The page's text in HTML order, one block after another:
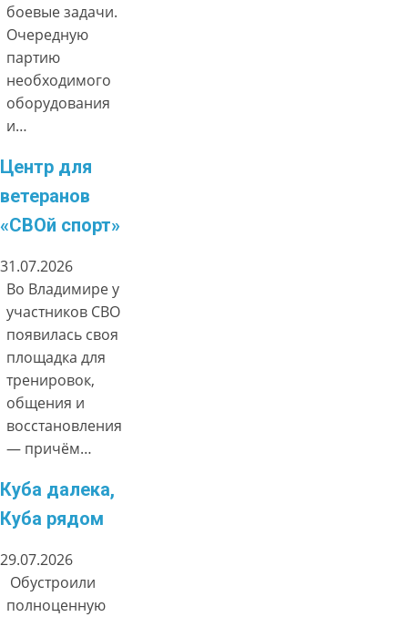
боевые задачи.
Очередную
партию
необходимого
оборудования
и…
Центр для
ветеранов
«СВОй спорт»
31.07.2026
Во Владимире у
участников СВО
появилась своя
площадка для
тренировок,
общения и
восстановления
— причём…
Куба далека,
Куба рядом
29.07.2026
Обустроили
полноценную